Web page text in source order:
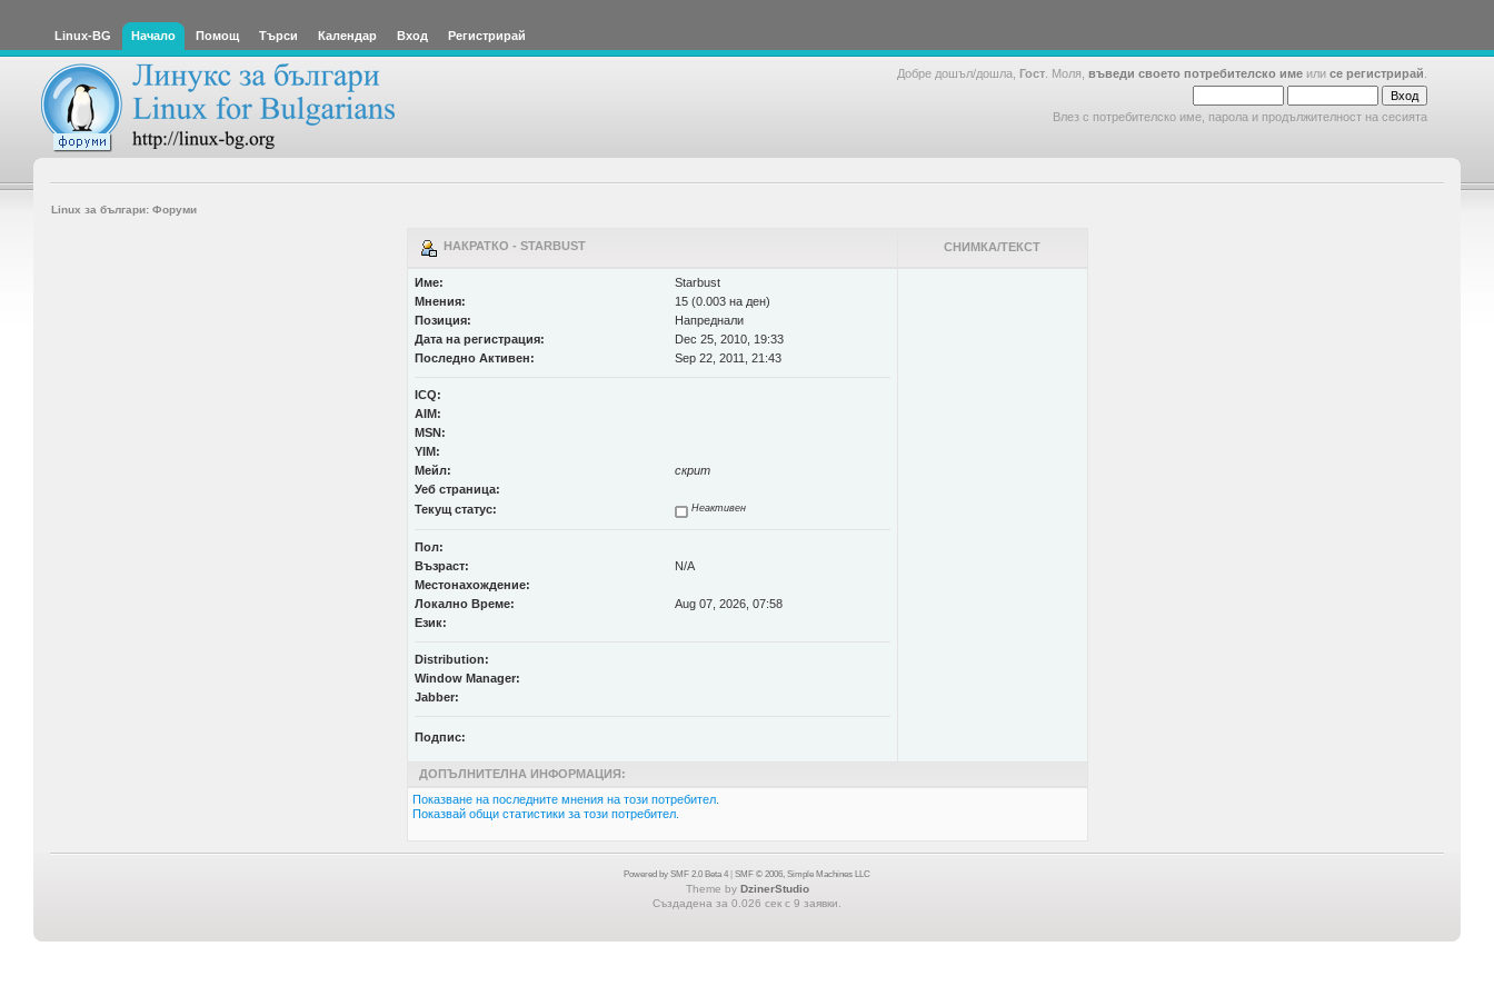
Linux-BG Начало Помощ Търси Календар Вход Регистрирай
Добре дошъл/дошла, Гост . Моля, въведи своето потребителско име или се регистрирай
Влез с потребителско име, парола и продължителност на сесията
Linux за българи: Форуми
НАКРАТКО - STARBUST СНИМКА/ТЕКСТ
Име:
Starbust
Мнения:
15 (0.003 на ден)
Позиция:
Напреднали
Дата на регистрация:
Dec 25, 2010, 19:33
Последно Активен:
Sep 22, 2011, 21:43
ICQ:
AIM:
MSN:
YIM:
Мейл:
скрит
Уеб страница:
Текущ статус:
Неактивен
Пол:
Възраст:
N/A
Местонахождение:
Локално Време:
Aug 07, 2026, 07:58
Език:
Distribution:
Window Manager:
Jabber:
Подпис:
ДОПЪЛНИТЕЛНА ИНФОРМАЦИЯ:
Показване на последните мнения на този потребител.
Показвай общи статистики за този потребител.
Powered by SMF 2.0 Beta 4 SMF © 2006, Simple Machines LLC
Theme by DzinerStudio
Създадена за 0.026 сек с 9 заявки.